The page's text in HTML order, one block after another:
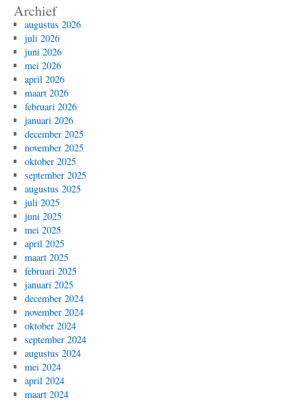
Archief
augustus 2026
juli 2026
juni 2026
mei 2026
april 2026
maart 2026
februari 2026
januari 2026
december 2025
november 2025
oktober 2025
september 2025
augustus 2025
juli 2025
juni 2025
mei 2025
april 2025
maart 2025
februari 2025
januari 2025
december 2024
november 2024
oktober 2024
september 2024
augustus 2024
mei 2024
april 2024
maart 2024